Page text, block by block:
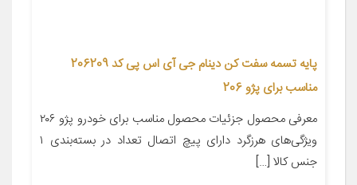
پایه تسمه سفت کن دینام جی آی اس پی کد 206209
مناسب برای پژو 206
معرفی محصول جزئیات محصول مناسب برای خودرو پژو ۲۰۶
ویژگی‌های هرزگرد دارای پیچ اتصال تعداد در بسته‌بندی ۱
جنس کالا […]